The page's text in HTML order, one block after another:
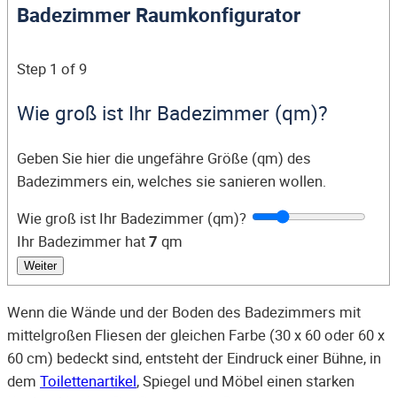
Badezimmer Raumkonfigurator
Step 1 of 9
Wie groß ist Ihr Badezimmer (qm)?
Geben Sie hier die ungefähre Größe (qm) des
Badezimmers ein, welches sie sanieren wollen.
Wie groß ist Ihr Badezimmer (qm)?
Ihr Badezimmer hat7 qm
Weiter
Wenn die Wände und der Boden des Badezimmers mit
mittelgroßen Fliesen der gleichen Farbe (30 x 60 oder 60 x
60 cm) bedeckt sind, entsteht der Eindruck einer Bühne, in
dem Toilettenartikel, Spiegel und Möbel einen starken